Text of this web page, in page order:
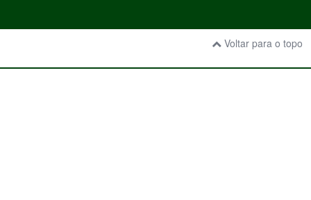
Voltar para o topo